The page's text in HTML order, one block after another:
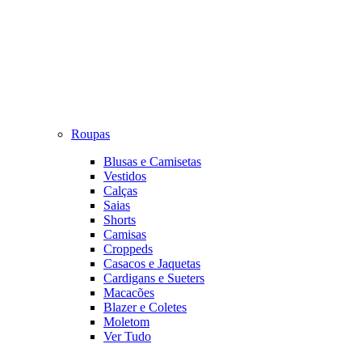
Roupas
Blusas e Camisetas
Vestidos
Calças
Saias
Shorts
Camisas
Croppeds
Casacos e Jaquetas
Cardigans e Sueters
Macacões
Blazer e Coletes
Moletom
Ver Tudo